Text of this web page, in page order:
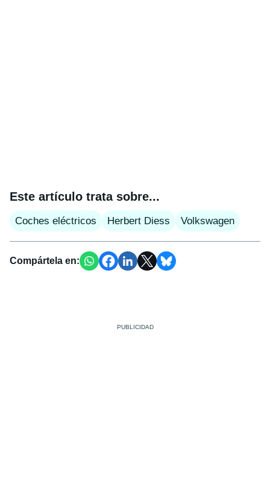
Este artículo trata sobre...
Coches eléctricos Herbert Diess Volkswagen
Compártela en: